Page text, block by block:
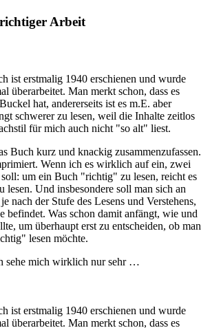
Arbeit
ist erstmalig 1940 erschienen und wurde
überarbeitet. Man merkt schon, dass es
hat, andererseits ist es m.E. aber
schwerer zu lesen, weil die Inhalte zeitlos
für mich auch nicht "so alt" liest.
Buch kurz und knackig zusammenzufassen.
Wenn ich es wirklich auf ein, zwei
soll: um ein Buch "richtig" zu lesen, reicht es
lesen. Und insbesondere soll man sich an
nach der Stufe des Lesens und Verstehens,
befindet. Was schon damit anfängt, wie und
um überhaupt erst zu entscheiden, ob man
lesen möchte.
sehe mich wirklich nur sehr …
ist erstmalig 1940 erschienen und wurde
überarbeitet. Man merkt schon, dass es